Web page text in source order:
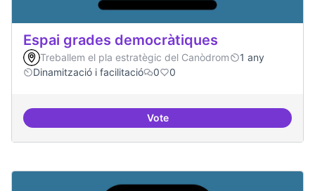
Espai grades democràtiques
Treballem el pla estratègic del Canòdrom
1 any
Dinamització i facilitació
0 0
VoteEspai grades democràtiques